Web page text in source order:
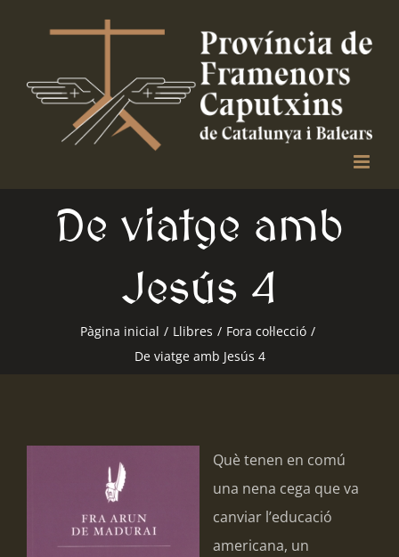
De viatge amb
Jesús 4
Pàgina inicial / Llibres / Fora col·lecció /
De viatge amb Jesús 4
Què tenen en comú
una nena cega que va
canviar l’educació
americana, un